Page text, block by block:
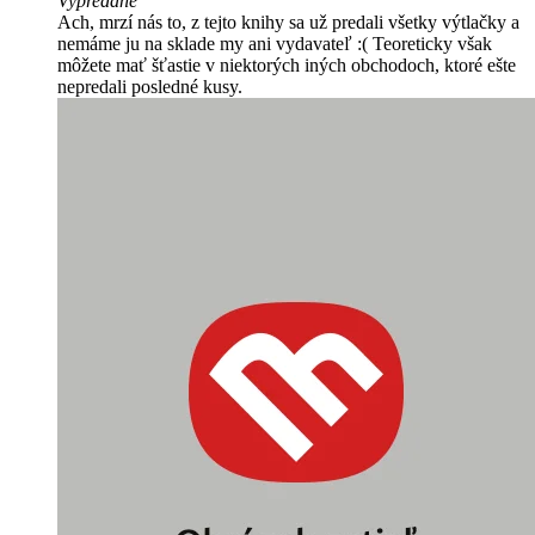
Ach, mrzí nás to, z tejto knihy sa už predali všetky výtlačky a
nemáme ju na sklade my ani vydavateľ :( Teoreticky však
môžete mať šťastie v niektorých iných obchodoch, ktoré ešte
nepredali posledné kusy.